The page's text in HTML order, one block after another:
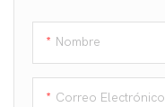
Nombre
Correo Electrónico